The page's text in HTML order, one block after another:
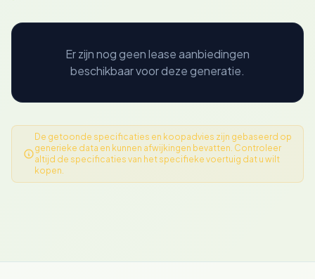
Er zijn nog geen lease aanbiedingen
beschikbaar voor deze generatie.
De getoonde specificaties en koopadvies zijn gebaseerd op
generieke data en kunnen afwijkingen bevatten. Controleer
altijd de specificaties van het specifieke voertuig dat u wilt
kopen.